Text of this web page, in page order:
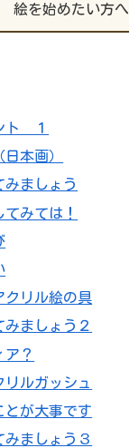
絵を始めたい方へ
ト １
本画）
みましょう
みては！
クリル絵の具
ましょう２
ア？
ルガッシュ
とが大事です
みましょう３